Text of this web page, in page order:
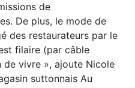
de
De plus, le mode de
des restaurateurs par le
filaire (par câble
de vivre », ajoute Nicole
suttonnais Au